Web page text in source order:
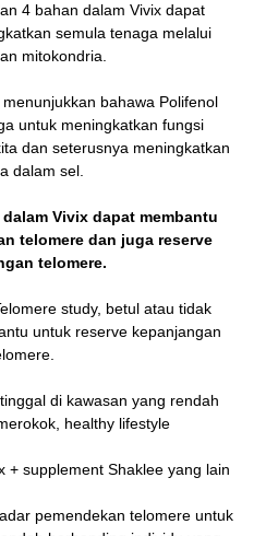
4 bahan dalam Vivix dapat
semula tenaga melalui
mitokondria.
bahawa Polifenol
untuk meningkatkan fungsi
dan seterusnya meningkatkan
dalam sel.
Vivix dapat membantu
telomere dan juga reserve
telomere.
study, betul atau tidak
untuk reserve kepanjangan
di kawasan yang rendah
healthy lifestyle
+ supplement Shaklee yang lain
pemendekan telomere untuk